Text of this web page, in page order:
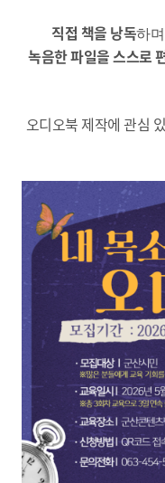
직접 책을 낭독하며
녹음한 파일을 스스로
오디오북 제작에 관심